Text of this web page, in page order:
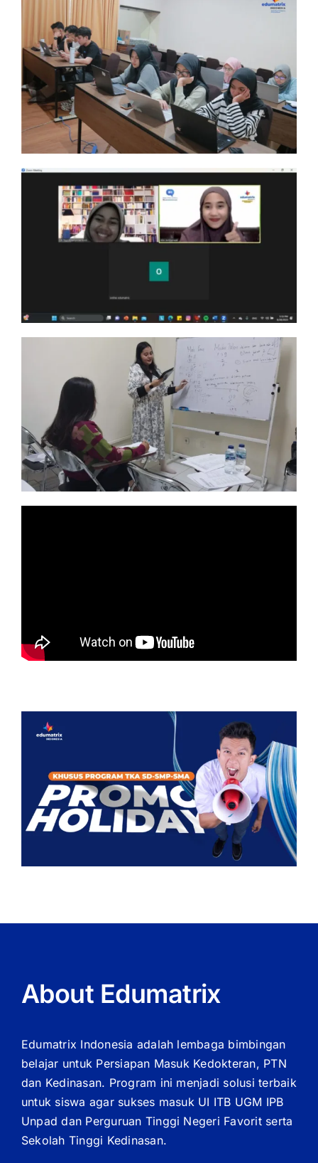
About Edumatrix
Edumatrix Indonesia adalah lembaga bimbingan
belajar untuk Persiapan Masuk Kedokteran, PTN
dan Kedinasan. Program ini menjadi solusi terbaik
untuk siswa agar sukses masuk UI ITB UGM IPB
Unpad dan Perguruan Tinggi Negeri Favorit serta
Sekolah Tinggi Kedinasan.